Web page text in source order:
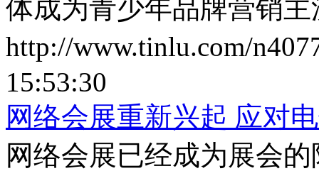
体成为青少年品牌营销
http://www.tinlu.com/
15:53:30
网络会展重新兴起 应对
网络会展已经成为展会